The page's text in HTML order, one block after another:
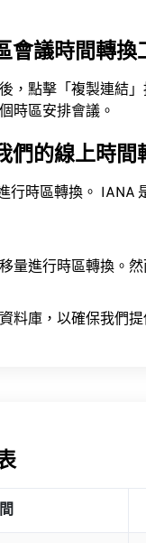
會議時間轉換
，點擊「複製連結
時區安排會議。
們的線上時間
行時區轉換。 IANA
量進行時區轉換。
料庫，以確保我們